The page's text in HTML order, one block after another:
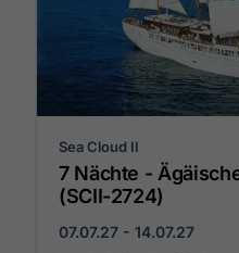
Sea Cloud II
7 Nächte -
(SCII-2724)
07.07.27 - 14.07.27